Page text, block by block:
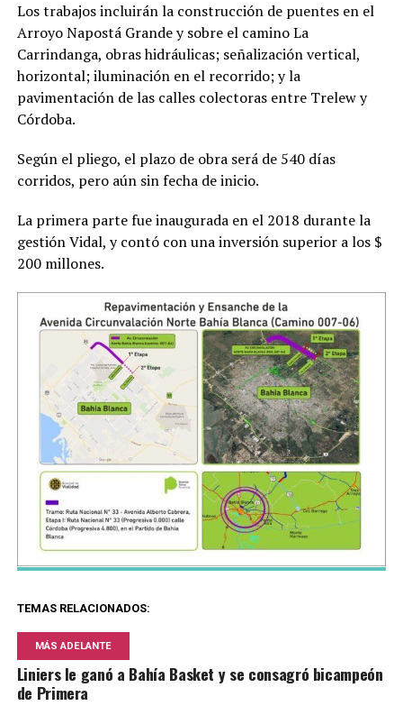
Los trabajos incluirán la construcción de puentes en el
Arroyo Napostá Grande y sobre el camino La
Carrindanga, obras hidráulicas; señalización vertical,
horizontal; iluminación en el recorrido; y la
pavimentación de las calles colectoras entre Trelew y
Córdoba.
Según el pliego, el plazo de obra será de 540 días
corridos, pero aún sin fecha de inicio.
La primera parte fue inaugurada en el 2018 durante la
gestión Vidal, y contó con una inversión superior a los $
200 millones.
TEMAS RELACIONADOS:
MÁS ADELANTE
Liniers le ganó a Bahía Basket y se consagró bicampeón
de Primera